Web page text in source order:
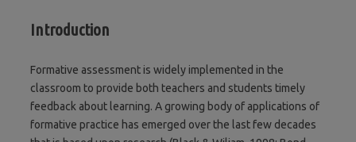
Introduction
Formative assessment is widely implemented in the
classroom to provide both teachers and students timely
feedback about learning. A growing body of applications of
formative practice has emerged over the last few decades